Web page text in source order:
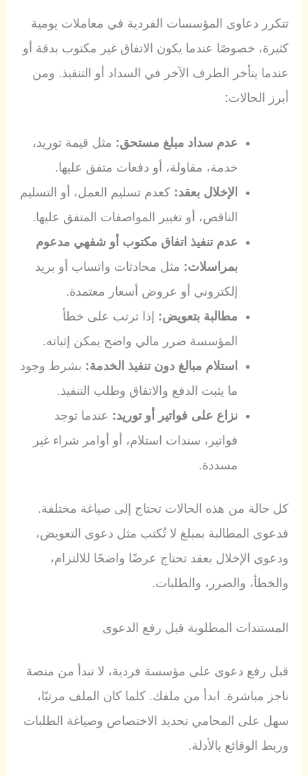
تتكرر دعاوى المؤسسات الفردية في معاملات يومية
كثيرة، خصوصًا عندما يكون الاتفاق غير مكتوب بدقة أو
عندما يتأخر الطرف الآخر في السداد أو التنفيذ. ومن
أبرز الحالات:
عدم سداد مبلغ مستحق: مثل قيمة توريد،
خدمة، مقاولة، أو دفعات متفق عليها.
الإخلال بعقد: كعدم تسليم العمل، أو التسليم
الناقص، أو تغيير المواصفات المتفق عليها.
عدم تنفيذ اتفاق مكتوب أو شفهي مدعوم
بمراسلات: مثل محادثات واتساب أو بريد
إلكتروني أو عروض أسعار معتمدة.
مطالبة بتعويض: إذا ترتب على خطأ
المؤسسة ضرر مالي واضح يمكن إثباته.
استلام مبالغ دون تنفيذ الخدمة: بشرط وجود
ما يثبت الدفع والاتفاق وطلب التنفيذ.
نزاع على فواتير أو توريد: عندما توجد
فواتير، سندات استلام، أو أوامر شراء غير
مسددة.
كل حالة من هذه الحالات تحتاج إلى صياغة مختلفة.
فدعوى المطالبة بمبلغ لا تُكتب مثل دعوى التعويض،
ودعوى الإخلال بعقد تحتاج عرضًا واضحًا للالتزام،
والخطأ، والضرر، والطلبات.
المستندات المطلوبة قبل رفع الدعوى
قبل رفع دعوى على مؤسسة فردية، لا تبدأ من منصة
ناجز مباشرة. ابدأ من ملفك. كلما كان الملف مرتبًا،
سهل على المحامي تحديد الاختصاص وصياغة الطلبات
وربط الوقائع بالأدلة.